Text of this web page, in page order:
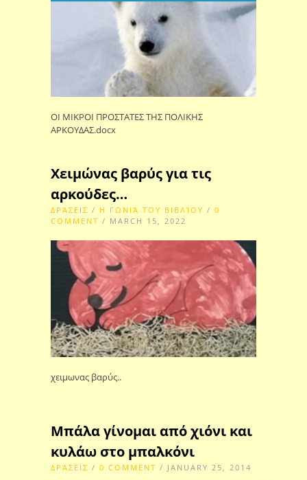
ΟΙ ΜΙΚΡΟΙ ΠΡΟΣΤΑΤΕΣ ΤΗΣ ΠΟΛΙΚΗΣ
ΑΡΚΟΥΔΑΣ.docx
Χειμώνας βαρύς για τις
αρκούδες…
ΔΡΆΣΕΙΣ / Η ΓΩΝΙΆ ΤΟΥ ΒΙΒΛΊΟΥ / 0
COMMENT / MARCH 15, 2022
χειμωνας βαρύς..
Μπάλα γίνομαι από χιόνι και
κυλάω στο μπαλκόνι
ΔΡΆΣΕΙΣ / 0 COMMENT / JANUARY 25, 2014